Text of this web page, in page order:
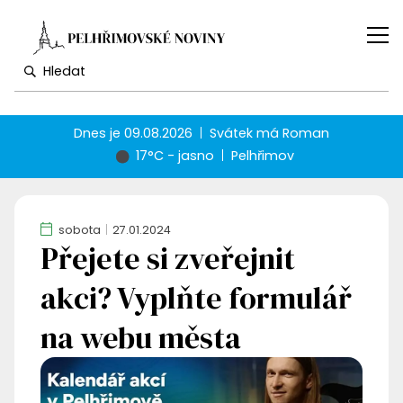
Dnes je09.08.2026 Svátek má Roman
17°C - jasno
Pelhřimov
sobota 27.01.2024
Přejete si zveřejnit
akci? Vyplňte formulář
na webu města